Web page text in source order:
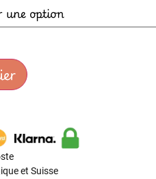
et Suisse